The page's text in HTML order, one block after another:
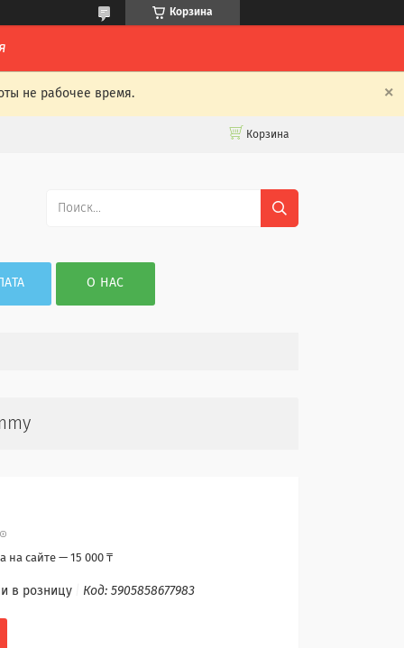
Корзина
не рабочее время.
Корзина
О НАС
на сайте — 15 000 ₸
в розницу Код: 5905858677983